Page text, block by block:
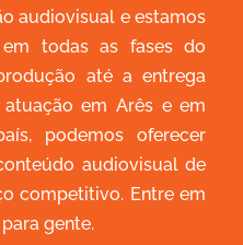
audiovisual e estamos
todas as fases do
até a entrega
em Arês e em
podemos oferecer
audiovisual de
competitivo. Entre em
gente.